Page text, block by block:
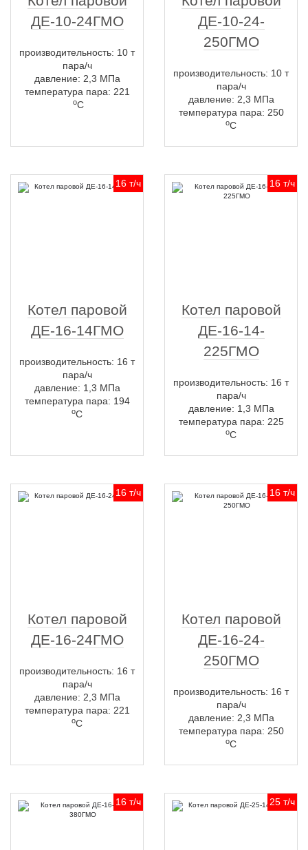
ДЕ-10-24ГМО
производительность: 10 т
пара/ч
давление: 2,3 МПа
температура пара: 221
оС
ДЕ-10-24-
250ГМО
производительность: 10 т
пара/ч
давление: 2,3 МПа
температура пара: 250
оС
16 т/ч
Котел паровой
ДЕ-16-14ГМО
производительность: 16 т
пара/ч
давление: 1,3 МПа
температура пара: 194
оС
16 т/ч
Котел паровой
ДЕ-16-14-
225ГМО
производительность: 16 т
пара/ч
давление: 1,3 МПа
температура пара: 225
оС
16 т/ч
Котел паровой
ДЕ-16-24ГМО
производительность: 16 т
пара/ч
давление: 2,3 МПа
температура пара: 221
оС
16 т/ч
Котел паровой
ДЕ-16-24-
250ГМО
производительность: 16 т
пара/ч
давление: 2,3 МПа
температура пара: 250
оС
16 т/ч 25 т/ч